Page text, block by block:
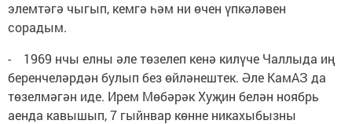
элемтәгә чыгып, кемгә һәм ни өчен үпкәләвен
сорадым.
- 1969 нчы елны әле төзелеп кенә килүче Чаллыда иң
беренчеләрдән булып без өйләнештек. Әле КамАЗ да
төзелмәгән иде. Ирем Мөбәрәк Хуҗин белән ноябрь
аенда кавышып, 7 гыйнвар көнне никахыбызны